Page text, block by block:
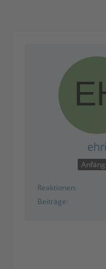
ehri
Reaktionen
Beiträge